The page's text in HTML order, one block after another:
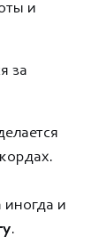
и
за
и
.